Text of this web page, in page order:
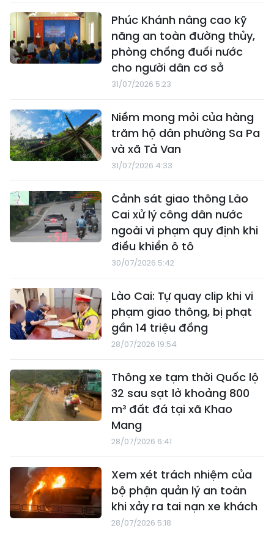
Phúc Khánh nâng cao kỹ
năng an toàn đường thủy,
phòng chống đuối nước
cho người dân cơ sở
31/07/2026 5:23
Niềm mong mỏi của hàng
trăm hộ dân phường Sa Pa
và xã Tả Van
31/07/2026 4:33
Cảnh sát giao thông Lào
Cai xử lý công dân nước
ngoài vi phạm quy định khi
điều khiển ô tô
30/07/2026 5:42
Lào Cai: Tự quay clip khi vi
phạm giao thông, bị phạt
gần 14 triệu đồng
28/07/2026 19:54
Thông xe tạm thời Quốc lộ
32 sau sạt lở khoảng 800
m³ đất đá tại xã Khao
Mang
28/07/2026 6:41
Xem xét trách nhiệm của
bộ phận quản lý an toàn
khi xảy ra tai nạn xe khách
28/07/2026 5:18